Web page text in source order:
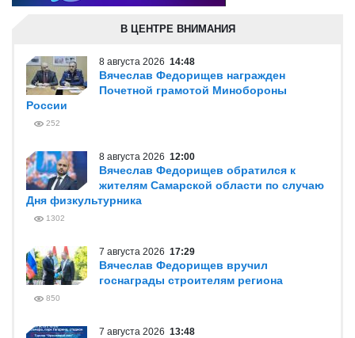
В ЦЕНТРЕ ВНИМАНИЯ
8 августа 2026 14:48
Вячеслав Федорищев награжден
Почетной грамотой Минобороны
России
252
8 августа 2026 12:00
Вячеслав Федорищев обратился к
жителям Самарской области по случаю
Дня физкультурника
1302
7 августа 2026 17:29
Вячеслав Федорищев вручил
госнаграды строителям региона
850
7 августа 2026 13:48